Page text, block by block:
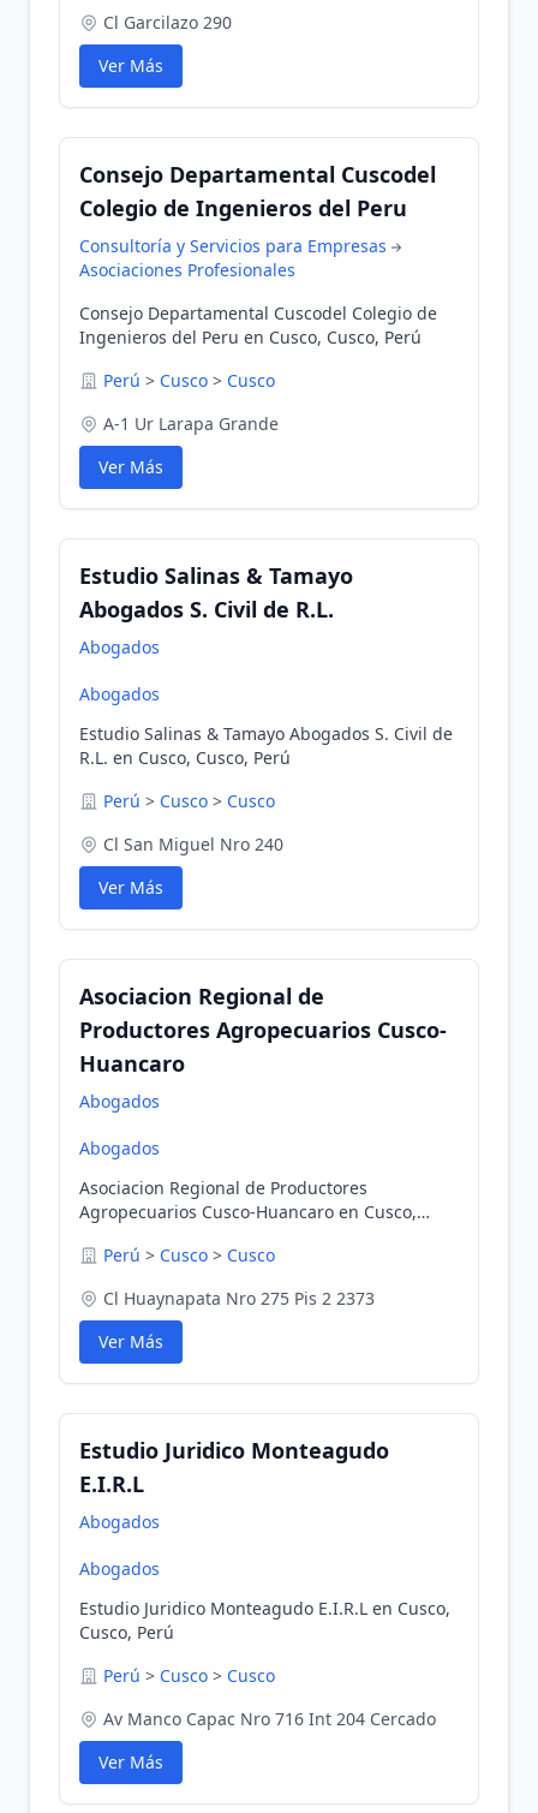
Cl Garcilazo 290
Ver Más
Consejo Departamental Cuscodel
Colegio de Ingenieros del Peru
Consultoría y Servicios para Empresas
Asociaciones Profesionales
Consejo Departamental Cuscodel Colegio de
Ingenieros del Peru en Cusco, Cusco, Perú
Perú > Cusco > Cusco
A-1 Ur Larapa Grande
Ver Más
Estudio Salinas & Tamayo
Abogados S. Civil de R.L.
Abogados
Abogados
Estudio Salinas & Tamayo Abogados S. Civil de
R.L. en Cusco, Cusco, Perú
Perú > Cusco > Cusco
Cl San Miguel Nro 240
Ver Más
Asociacion Regional de
Productores Agropecuarios Cusco-
Huancaro
Abogados
Abogados
Asociacion Regional de Productores
Agropecuarios Cusco-Huancaro en Cusco,
Perú > Cusco > Cusco
Cl Huaynapata Nro 275 Pis 2 2373
Ver Más
Estudio Juridico Monteagudo
E.I.R.L
Abogados
Abogados
Estudio Juridico Monteagudo E.I.R.L en Cusco,
Cusco, Perú
Perú > Cusco > Cusco
Av Manco Capac Nro 716 Int 204 Cercado
Ver Más